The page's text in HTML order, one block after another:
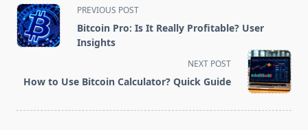
<span
class="nav-
subtitle
PREVIOUS POST
Bitcoin Pro: Is It Really Profitable? User
Insights
NEXT POST
How to Use Bitcoin Calculator? Quick Guide